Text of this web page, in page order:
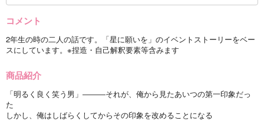
コメント
2年生の時の二人の話です。「星に願いを」のイベントストーリーをベー
スにしています。※捏造・自己解釈要素等含みます
商品紹介
「明るく良く笑う男」―――それが、俺から見たあいつの第一印象だっ
た
しかし、俺はしばらくしてからその印象を改めることになる